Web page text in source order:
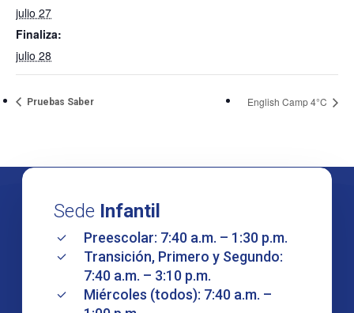
julio 27
Finaliza:
julio 28
Pruebas Saber English Camp 4°C
Sede Infantil
Preescolar: 7:40 a.m. – 1:30 p.m.
Transición, Primero y Segundo:
7:40 a.m. – 3:10 p.m.
Miércoles (todos): 7:40 a.m. –